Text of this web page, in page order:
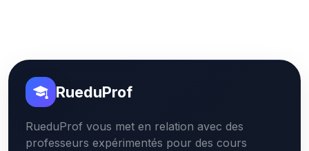
RueduProf
RueduProf vous met en relation avec des
professeurs expérimentés pour des cours